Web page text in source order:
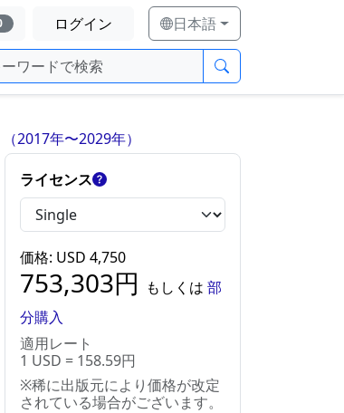
ログイン 日本語
2017年〜2029年）
ライセンス
価格: USD 4,750
753,303円 もしくは 部
分購入
適用レート
1 USD = 158.59円
※稀に出版元により価格が改定
されている場合がございます。